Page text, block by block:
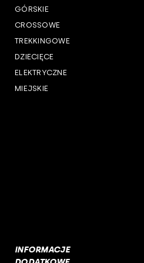
woj. pomorskie
woj. śląskie
woj. warmińsko-mazurskie
GÓRSKIE
CROSSOWE
TREKKINGOWE
DZIECIĘCE
ELEKTRYCZNE
MIEJSKIE
INFORMACJE